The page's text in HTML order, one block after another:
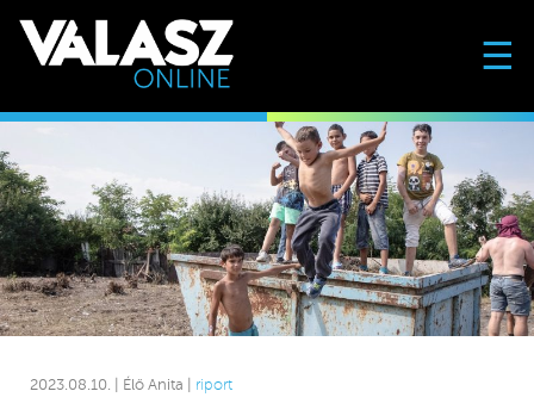
☰
2023.08.10. | Élő Anita | riport